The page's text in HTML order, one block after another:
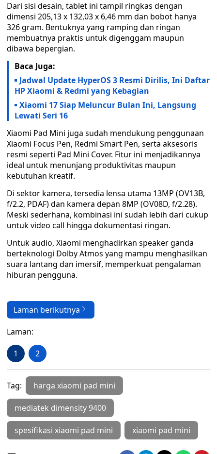
Dari sisi desain, tablet ini tampil ringkas dengan
dimensi 205,13 x 132,03 x 6,46 mm dan bobot hanya
326 gram. Bentuknya yang ramping dan ringan
membuatnya praktis untuk digenggam maupun
dibawa bepergian.
Baca Juga:
Jadwal Update HyperOS 3 Resmi Dirilis, Ini Daftar
HP Xiaomi & Redmi yang Kebagian
Xiaomi 17 Siap Meluncur Bulan Ini, Langsung
Lewati Seri 16
Xiaomi Pad Mini juga sudah mendukung penggunaan
Xiaomi Focus Pen, Redmi Smart Pen, serta aksesoris
resmi seperti Pad Mini Cover. Fitur ini menjadikannya
ideal untuk menunjang produktivitas maupun
kebutuhan kreatif.
Di sektor kamera, tersedia lensa utama 13MP (OV13B,
f/2.2, PDAF) dan kamera depan 8MP (OV08D, f/2.28).
Meski sederhana, kombinasi ini sudah lebih dari cukup
untuk video call hingga dokumentasi ringan.
Untuk audio, Xiaomi menghadirkan speaker ganda
berteknologi Dolby Atmos yang mampu menghasilkan
suara lantang dan imersif, memperkuat pengalaman
hiburan pengguna.
Laman berikutnya
Laman:
1 2
Tag: harga xiaomi pad mini
mediatek dimensity 9400
spesifikasi xiaomi pad mini xiaomi pad mini